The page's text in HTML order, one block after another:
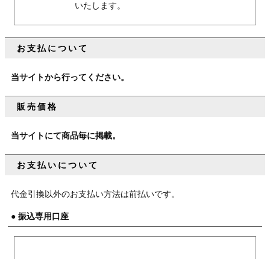
いたします。
お支払について
当サイトから行ってください。
販売価格
当サイトにて商品毎に掲載。
お支払いについて
代金引換以外のお支払い方法は前払いです。
● 振込専用口座